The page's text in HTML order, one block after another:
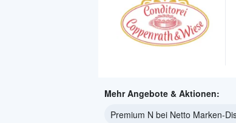
Mehr Angebote & Aktionen:
Premium N bei Netto Marken-